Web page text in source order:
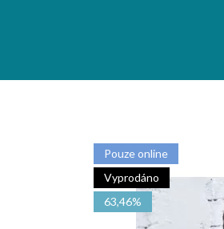
Pouze online
Vyprodáno
63,46%